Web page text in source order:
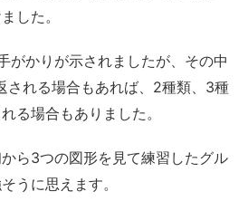
した。
がかりが示されましたが、その中
される場合もあれば、2種類、3種
る場合もありました。
ら3つの図形を見て練習したグル
うに思えます。